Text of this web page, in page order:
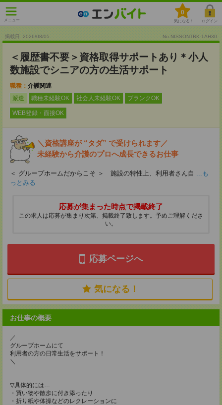
メニュー
0
気になる！ ログイン
掲載日 :2026/08/05 No.NISSONTRK-1AH30
＜履歴書不要＞資格取得サポートあり＊小人
数施設でシニアの方の生活サポート
職種： 介護関連
派遣
職種未経験OK 社会人未経験OK ブランクOK
WEB登録・面接OK
＼資格講座が “タダ” で受けられます／
未経験から介護のプロへ成長できるお仕事
＜ グループホームだからこそ ＞ 施設の特性上、利用者さん自 ...も
っとみる
応募が集まった時点で掲載終了
この求人は応募が集まり次第、掲載終了致します。予めご理解くださ
い。
応募ページへ
気になる！
お仕事の概要
／
グループホームにて
利用者の方の日常生活をサポート！
＼
▽具体的には…
・買い物や散歩に付き添ったり
・折り紙や体操などのレクレーションに